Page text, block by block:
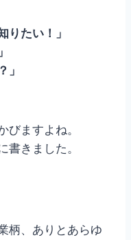
りたい！」
」
びますよね。
書きました。
柄、ありとあらゆ